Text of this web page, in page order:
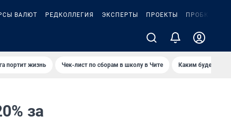
ВАЛЮТ РЕДКОЛЛЕГИЯ ЭКСПЕРТЫ ПРОЕКТЫ ПРОБКИ
портит жизнь Чек-лист по сборам в школу в Чите Каким будет
за